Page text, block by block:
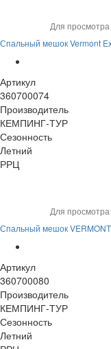
Для
Спальный мешок Vermont
Артикул
360700074
Производитель
КЕМПИНГ-ТУР
Сезонность
Летний
РРЦ
Для
Спальный мешок
Артикул
360700080
Производитель
КЕМПИНГ-ТУР
Сезонность
Летний